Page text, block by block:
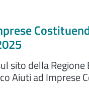
sito della Regione
Aiuti ad Imprese